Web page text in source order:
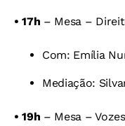
• 17h – Mesa –
Com: Emília
Mediação:
• 19h – Mesa –